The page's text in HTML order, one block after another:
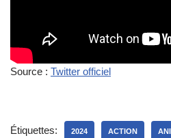
Source : Twitter officiel
Étiquettes: 2024 ACTION